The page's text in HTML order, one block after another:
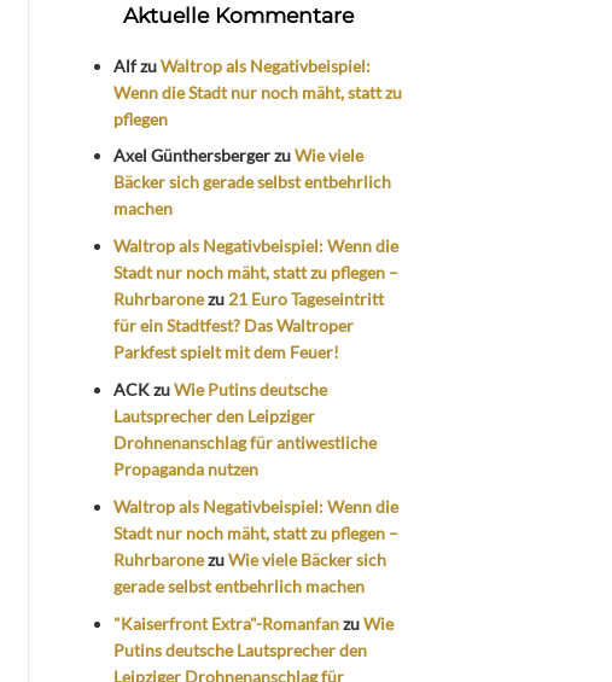
Aktuelle Kommentare
AlfzuWaltrop als Negativbeispiel:
Wenn die Stadt nur noch mäht, statt zu
pflegen
Axel GünthersbergerzuWie viele
Bäcker sich gerade selbst entbehrlich
machen
Waltrop als Negativbeispiel: Wenn die
Stadt nur noch mäht, statt zu pflegen –
Ruhrbaronezu 21 Euro Tageseintritt
für ein Stadtfest? Das Waltroper
Parkfest spielt mit dem Feuer!
ACKzuWie Putins deutsche
Lautsprecher den Leipziger
Drohnenanschlag für antiwestliche
Propaganda nutzen
Waltrop als Negativbeispiel: Wenn die
Stadt nur noch mäht, statt zu pflegen –
RuhrbaronezuWie viele Bäcker sich
gerade selbst entbehrlich machen
"Kaiserfront Extra"-RomanfanzuWie
Putins deutsche Lautsprecher den
Leipziger Drohnenanschlag für